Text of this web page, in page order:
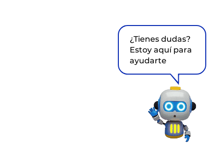
¿Tienes dudas?
Estoy aquí para
ayudarte